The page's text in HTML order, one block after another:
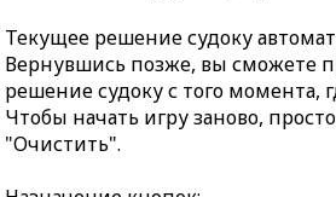
Текущее решение судоку
Вернувшись позже, вы сможете
решение судоку с того момента,
Чтобы начать игру заново,
"Очистить".